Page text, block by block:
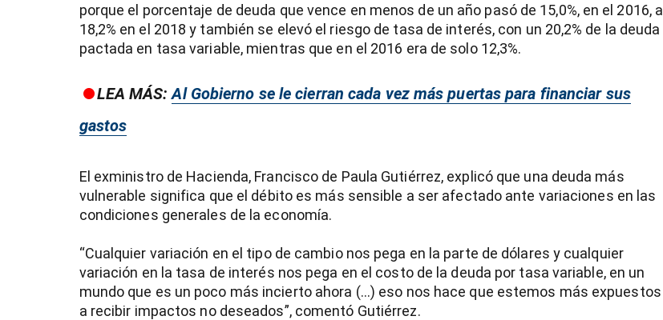
porque el porcentaje de deuda que vence en menos de un año pasó de 15,0%, en el 2016, a
18,2% en el 2018 y también se elevó el riesgo de tasa de interés, con un 20,2% de la deuda
pactada en tasa variable, mientras que en el 2016 era de solo 12,3%.
LEA MÁS:Al Gobierno se le cierran cada vez más puertas para financiar sus
gastos
El exministro de Hacienda, Francisco de Paula Gutiérrez, explicó que una deuda más
vulnerable significa que el débito es más sensible a ser afectado ante variaciones en las
condiciones generales de la economía.
“Cualquier variación en el tipo de cambio nos pega en la parte de dólares y cualquier
variación en la tasa de interés nos pega en el costo de la deuda por tasa variable, en un
mundo que es un poco más incierto ahora (...) eso nos hace que estemos más expuestos
a recibir impactos no deseados”, comentó Gutiérrez.